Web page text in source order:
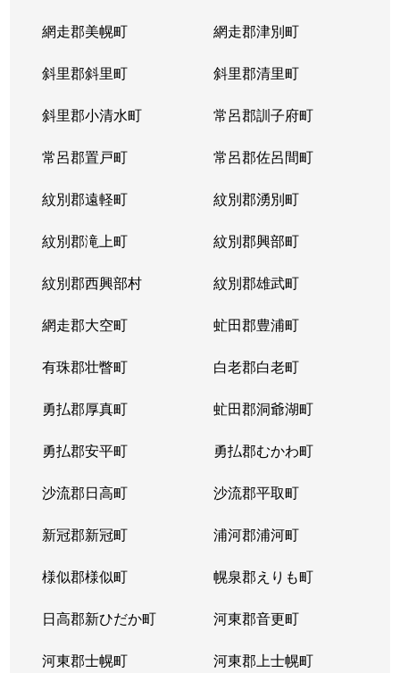
網走郡美幌町 網走郡津別町
斜里郡斜里町 斜里郡清里町
斜里郡小清水町 常呂郡訓子府町
常呂郡置戸町 常呂郡佐呂間町
紋別郡遠軽町 紋別郡湧別町
紋別郡滝上町 紋別郡興部町
紋別郡西興部村 紋別郡雄武町
網走郡大空町 虻田郡豊浦町
有珠郡壮瞥町 白老郡白老町
勇払郡厚真町 虻田郡洞爺湖町
勇払郡安平町 勇払郡むかわ町
沙流郡日高町 沙流郡平取町
新冠郡新冠町 浦河郡浦河町
様似郡様似町 幌泉郡えりも町
日高郡新ひだか町 河東郡音更町
河東郡士幌町 河東郡上士幌町